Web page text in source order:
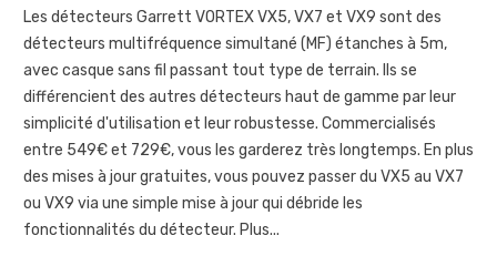
Les détecteurs Garrett VORTEX VX5, VX7 et VX9 sont des
détecteurs multifréquence simultané (MF) étanches à 5m,
avec casque sans fil passant tout type de terrain. Ils se
différencient des autres détecteurs haut de gamme par leur
simplicité d'utilisation et leur robustesse. Commercialisés
entre 549€ et 729€, vous les garderez très longtemps. En plus
des mises à jour gratuites, vous pouvez passer du VX5 au VX7
ou VX9 via une simple mise à jour qui débride les
fonctionnalités du détecteur. Plus...